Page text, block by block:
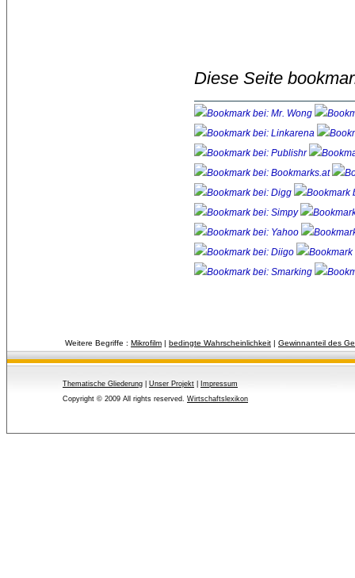
Diese Seite
Weitere Begriffe : Mikrofilm | bedingte Wahrscheinlichkeit | Gewinnanteil des
Thematische Gliederung Unser Projekt
Impressum
Copyright © 2009 All rights reserved. Wirtschaftslexikon